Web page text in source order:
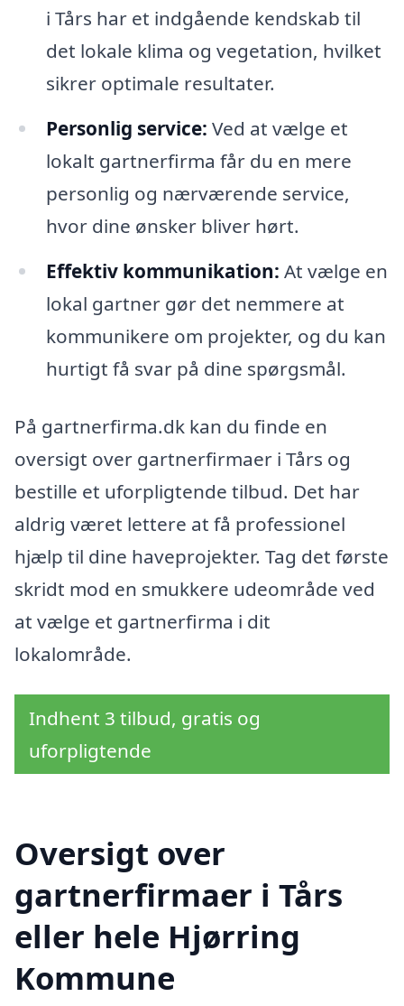
i Tårs har et indgående kendskab til
det lokale klima og vegetation, hvilket
sikrer optimale resultater.
Personlig service: Ved at vælge et
lokalt gartnerfirma får du en mere
personlig og nærværende service,
hvor dine ønsker bliver hørt.
Effektiv kommunikation: At vælge en
lokal gartner gør det nemmere at
kommunikere om projekter, og du kan
hurtigt få svar på dine spørgsmål.
På gartnerfirma.dk kan du finde en
oversigt over gartnerfirmaer i Tårs og
bestille et uforpligtende tilbud. Det har
aldrig været lettere at få professionel
hjælp til dine haveprojekter. Tag det første
skridt mod en smukkere udeområde ved
at vælge et gartnerfirma i dit
lokalområde.
Indhent 3 tilbud, gratis og
uforpligtende
Oversigt over
gartnerfirmaer i Tårs
eller hele Hjørring
Kommune